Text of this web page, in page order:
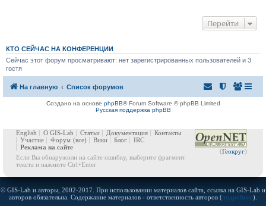
Перейти
КТО СЕЙЧАС НА КОНФЕРЕНЦИИ
Сейчас этот форум просматривают: нет зарегистрированных пользователей и 3
гостя
На главную Список форумов
Создано на основе phpBB® Forum Software © phpBB Limited
Русская поддержка phpBB
(Геокруг)
English О GIS-Lab Статьи Документация
Контакты
Участие
Форум (все) Вики Блог
IRC
Реклама на сайте
Если Вы обнаружили на сайте ошибку, выберите фрагмент
текста и нажмите Ctrl+Enter
© GIS-Lab и авторы, 2002-2017. При использовании материалов сайта, ссылка на GIS-Lab и
авторов обязательна. Содержание материалов - ответственность авторов (подробнее).